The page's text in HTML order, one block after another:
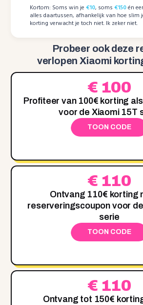
Kortom: Soms win je€10, soms€150én
alles daartussen, afhankelijk van hoe slim
korting verwacht je toch niet. Ik zeker niet.
Probeer ook deze
verlopen Xiaomi
€ 100
Profiteer van 100€ korting
voor de Xiaomi 15T
TOON CODE
€ 110
Ontvang 110€ korting
reserveringscoupon voor
serie
TOON CODE
€ 110
Ontvang tot 150€